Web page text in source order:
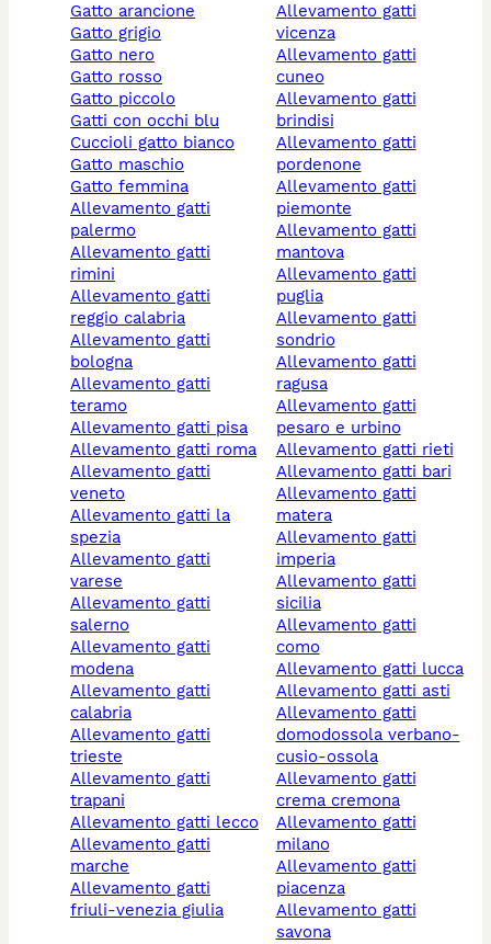
gatto arancione
gatto grigio
gatto nero
gatto rosso
gatto piccolo
gatti con occhi blu
cuccioli gatto bianco
gatto maschio
gatto femmina
allevamento gatti
palermo
allevamento gatti
rimini
allevamento gatti
reggio calabria
allevamento gatti
bologna
allevamento gatti
teramo
allevamento gatti pisa
allevamento gatti roma
allevamento gatti
veneto
allevamento gatti la
spezia
allevamento gatti
varese
allevamento gatti
salerno
allevamento gatti
modena
allevamento gatti
calabria
allevamento gatti
trieste
allevamento gatti
trapani
allevamento gatti lecco
allevamento gatti
marche
allevamento gatti
friuli-venezia giulia
allevamento gatti
vicenza
allevamento gatti
cuneo
allevamento gatti
brindisi
allevamento gatti
pordenone
allevamento gatti
piemonte
allevamento gatti
mantova
allevamento gatti
puglia
allevamento gatti
sondrio
allevamento gatti
ragusa
allevamento gatti
pesaro e urbino
allevamento gatti rieti
allevamento gatti bari
allevamento gatti
matera
allevamento gatti
imperia
allevamento gatti
sicilia
allevamento gatti
como
allevamento gatti lucca
allevamento gatti asti
allevamento gatti
domodossola verbano-
cusio-ossola
allevamento gatti
crema cremona
allevamento gatti
milano
allevamento gatti
piacenza
allevamento gatti
savona